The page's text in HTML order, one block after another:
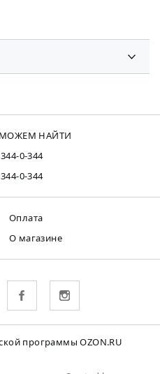
НАЙТИ
0-344
0-344
Оплата
О магазине
программы OZON.RU